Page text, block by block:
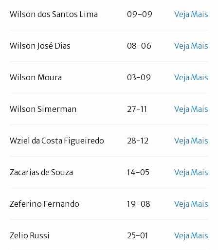
Wilson dos Santos Lima 09-09 Veja Mais
Wilson José Dias 08-06 Veja Mais
Wilson Moura 03-09 Veja Mais
Wilson Simerman 27-11 Veja Mais
Wziel da Costa Figueiredo 28-12 Veja Mais
Zacarias de Souza 14-05 Veja Mais
Zeferino Fernando 19-08 Veja Mais
Zelio Russi 25-01 Veja Mais